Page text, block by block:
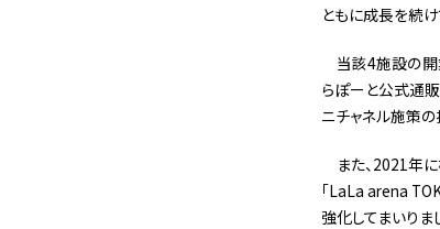
ともに成長を続け
当該4施設の開
らぽーと公式通販
ニチャネル施策
また、2021年
「LaLa arena
強化してまいり